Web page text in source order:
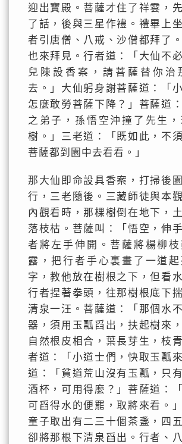
迎出寶殿。菩薩才住了祥雲，
了話，後與三星作禮。禮畢上
者引唐僧、八戒、沙僧都拜了
也來拜見。行者道：「大仙不
兒陳設香案，請菩薩替你治
去。」大仙躬身謝菩薩道：「
怎麼敢勞菩薩下降？」菩薩道
之弟子，孫悟空沖撞了先生
樹。」三老道：「既如此，不
菩薩都到園中去看看。」
那大仙即命設具香案，打掃後
行，三老隨後。三藏師徒與本
內觀看時，那棵樹倒在地下，
落枝枯。菩薩叫：「悟空，伸
者將左手伸開。菩薩將楊柳
露，把行者手心裏畫了一道
字，教他放在樹根之下，但看
行者捏著拳頭，往那樹根底下
清泉一汪。菩薩道：「那個水
器，須用玉瓢舀出，扶起樹來
自然根皮相合，葉長芽生，枝
者道：「小道士們，快取玉瓢
道：「貧道荒山沒有玉瓢，只
酒杯，可用得麼？」菩薩道：
可舀得水的便罷，取將來看。
童子取出有二三十個茶盞，四
卻將那根下清泉舀出。行者、